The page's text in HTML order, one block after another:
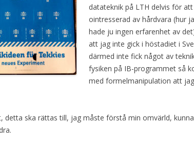
datateknik på LTH delvis för
ointresserad av hårdvara (hur
hade ju ingen erfarenhet av
att jag inte gick i höstadiet i
därmed inte fick något av
fysiken på IB-programmet så
med formelmanipulation att
detta ska rättas till, jag måste förstå min omvärld,